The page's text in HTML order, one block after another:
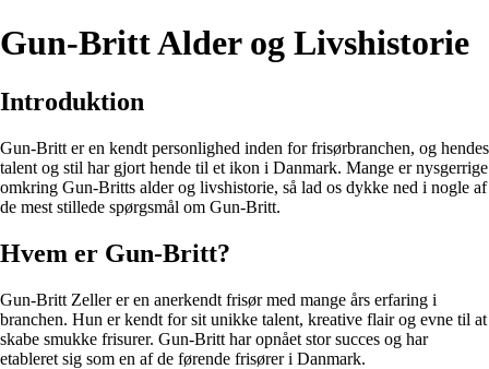
Gun-Britt Alder og Livshistorie
Introduktion
Gun-Britt er en kendt personlighed inden for frisørbranchen, og hendes
talent og stil har gjort hende til et ikon i Danmark. Mange er nysgerrige
omkring Gun-Britts alder og livshistorie, så lad os dykke ned i nogle af
de mest stillede spørgsmål om Gun-Britt.
Hvem er Gun-Britt?
Gun-Britt Zeller er en anerkendt frisør med mange års erfaring i
branchen. Hun er kendt for sit unikke talent, kreative flair og evne til at
skabe smukke frisurer. Gun-Britt har opnået stor succes og har
etableret sig som en af de førende frisører i Danmark.